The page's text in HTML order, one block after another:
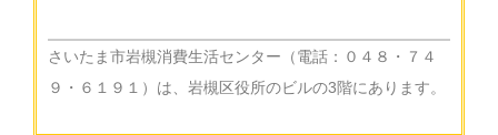
さいたま市岩槻消費生活センター（電話：０４８・７４
９・６１９１）は、岩槻区役所のビルの3階にあります。